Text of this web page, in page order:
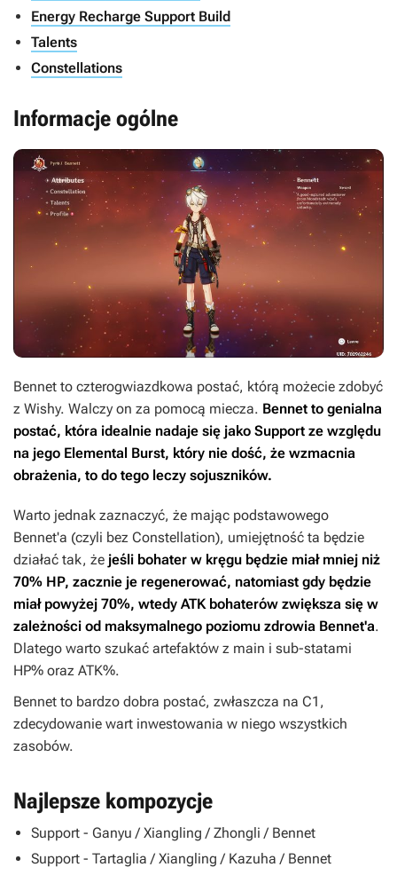
Energy Recharge Support Build
Talents
Constellations
Informacje ogólne
Bennet to czterogwiazdkowa postać, którą możecie zdobyć
z Wishy. Walczy on za pomocą miecza. Bennet to genialna
postać, która idealnie nadaje się jako Support ze względu
na jego Elemental Burst, który nie dość, że wzmacnia
obrażenia, to do tego leczy sojuszników.
Warto jednak zaznaczyć, że mając podstawowego
Bennet'a (czyli bez Constellation), umiejętność ta będzie
działać tak, że jeśli bohater w kręgu będzie miał mniej niż
70% HP, zacznie je regenerować, natomiast gdy będzie
miał powyżej 70%, wtedy ATK bohaterów zwiększa się w
zależności od maksymalnego poziomu zdrowia Bennet'a.
Dlatego warto szukać artefaktów z main i sub-statami
HP% oraz ATK%.
Bennet to bardzo dobra postać, zwłaszcza na C1,
zdecydowanie wart inwestowania w niego wszystkich
zasobów.
Najlepsze kompozycje
Support - Ganyu / Xiangling / Zhongli / Bennet
Support - Tartaglia / Xiangling / Kazuha / Bennet